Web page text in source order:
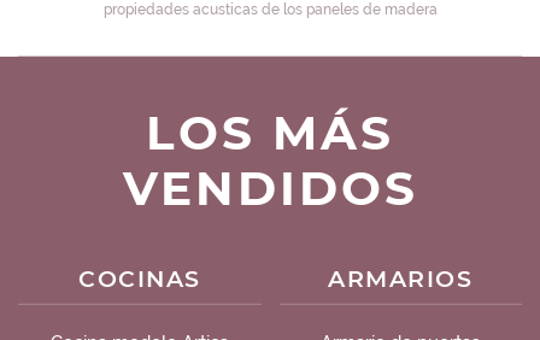
propiedades acusticas de los paneles de madera
LOS MÁS
VENDIDOS
COCINAS ARMARIOS